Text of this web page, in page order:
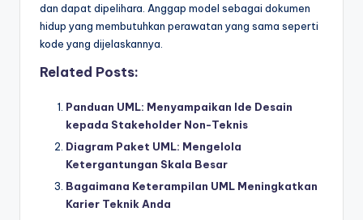
dan dapat dipelihara. Anggap model sebagai dokumen
hidup yang membutuhkan perawatan yang sama seperti
kode yang dijelaskannya.
Related Posts:
Panduan UML: Menyampaikan Ide Desain
kepada Stakeholder Non-Teknis
Diagram Paket UML: Mengelola
Ketergantungan Skala Besar
Bagaimana Keterampilan UML Meningkatkan
Karier Teknik Anda